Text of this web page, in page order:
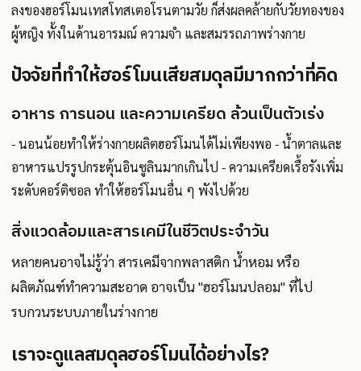
ลงของฮอร์โมนเทสโทสเตอโรนตามวัย ก็ส่งผลคล้ายกับวัยทองของ
ผู้หญิง ทั้งในด้านอารมณ์ ความจำ และสมรรถภาพร่างกาย
ปัจจัยที่ทำให้ฮอร์โมนเสียสมดุลมีมากกว่าที่คิด
อาหาร การนอน และความเครียด ล้วนเป็นตัวเร่ง
- นอนน้อยทำให้ร่างกายผลิตฮอร์โมนได้ไม่เพียงพอ - น้ำตาลและ
อาหารแปรรูปกระตุ้นอินซูลินมากเกินไป - ความเครียดเรื้อรังเพิ่ม
ระดับคอร์ติซอล ทำให้ฮอร์โมนอื่น ๆ พังไปด้วย
สิ่งแวดล้อมและสารเคมีในชีวิตประจำวัน
หลายคนอาจไม่รู้ว่า สารเคมีจากพลาสติก น้ำหอม หรือ
ผลิตภัณฑ์ทำความสะอาด อาจเป็น "ฮอร์โมนปลอม" ที่ไป
รบกวนระบบภายในร่างกาย
เราจะดูแลสมดุลฮอร์โมนได้อย่างไร?